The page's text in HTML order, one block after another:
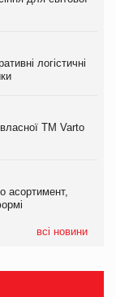
логістичні
ТМ Varto
асортимент,
всі новини
логістичні
ТМ Varto
асортимент,